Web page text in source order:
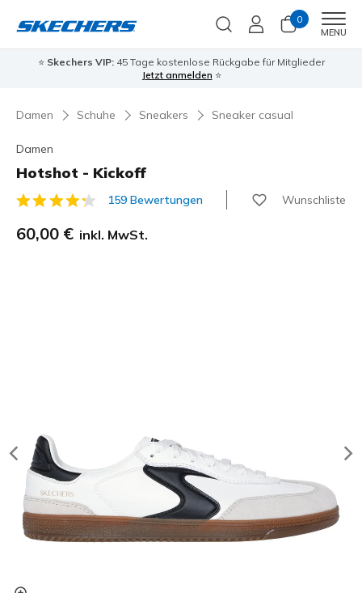
0
MENU
⭐ Skechers VIP:45 Tage kostenlose Rückgabe für Mitglieder
Jetzt anmelden ⭐
Damen Schuhe Sneakers Sneaker casual
Damen
Hotshot - Kickoff
4 von 5 Kundenbewertungen
159 Bewertungen Wunschliste
60,00 € inkl. MwSt.